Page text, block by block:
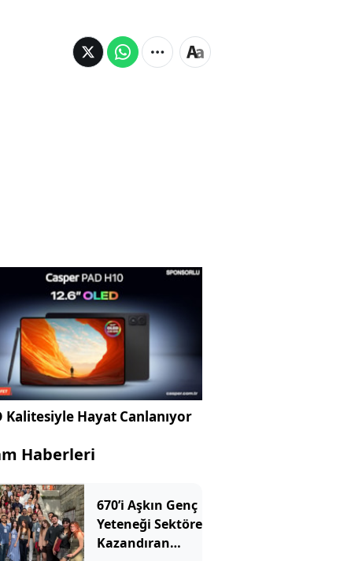
Kalitesiyle Hayat Canlanıyor
Haberleri
670’i Aşkın Genç
Yeteneği Sektöre
Kazandıran